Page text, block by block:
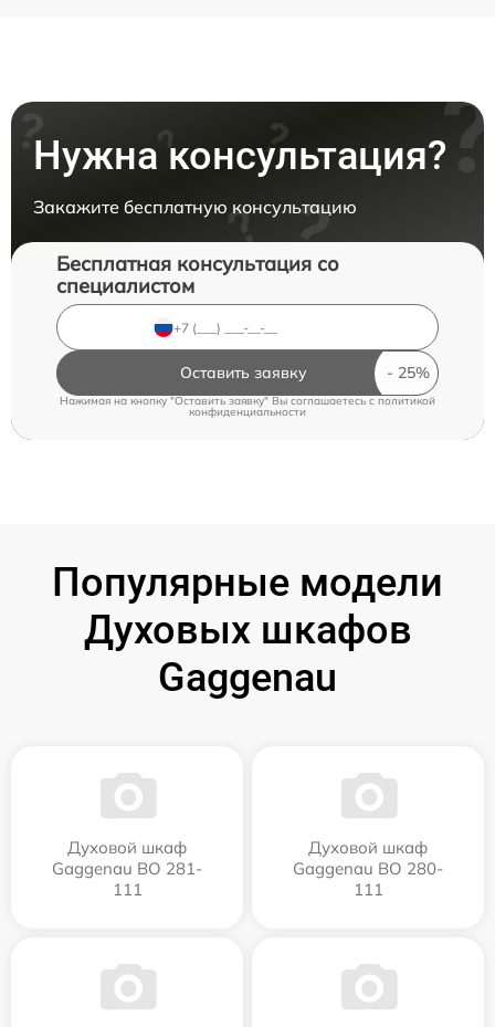
Нужна консультация?
Закажите бесплатную консультацию
Бесплатная консультация со
специалистом
Оставить заявку
Нажимая на кнопку "Оставить заявку" Вы соглашаетесь cполитикой
конфиденциальности
Популярные модели
Духовых шкафов
Gaggenau
Духовой шкаф
Gaggenau BO 281-
111
Духовой шкаф
Gaggenau BO 280-
111